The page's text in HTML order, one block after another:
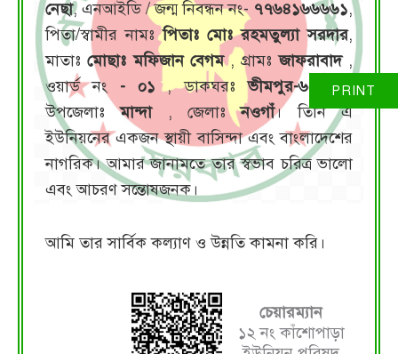
নেছা, এনআইডি / জন্ম নিবন্ধন নং- ৭৭৬৪১৬৬৬৬১,
পিতা/স্বামীর নামঃপিতাঃ মোঃ রহমতুল্যা সরদার,
মাতাঃমোছাঃ মফিজান বেগম, গ্রামঃজাফরাবাদ ,
ওয়ার্ড নং - ০১, ডাকঘরঃভীমপুর-৬৫০০,
উপজেলাঃমান্দা , জেলাঃনওগাঁ। তিনি এ
ইউনিয়নের একজন স্থায়ী বাসিন্দা এবং বাংলাদেশের
নাগরিক। আমার জানামতে তার স্বভাব চরিত্র ভালো
এবং আচরণ সন্তোষজনক।
আমি তার সার্বিক কল্যাণ ও উন্নতি কামনা করি।
চেয়ারম্যান
১২ নং কাঁশোপাড়া